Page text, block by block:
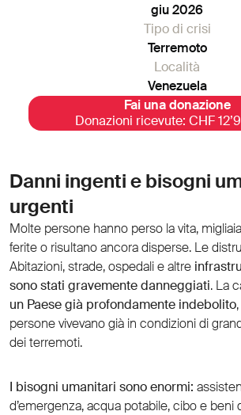
giu 2026
Tipo di crisi
Terremoto
Località
Venezuela
Fai una donazione
Donazioni ricevute: CHF
Danni ingenti e bisogni
urgenti
Molte persone hanno perso la vita,
ferite o risultano ancora disperse. Le
Abitazioni, strade, ospedali e altre
sono stati gravemente danneggiati. La
un Paese già profondamente indebolito
persone vivevano già in condizioni di
dei terremoti.
I bisogni umanitari sono enormi:
d’emergenza, acqua potabile, cibo e beni